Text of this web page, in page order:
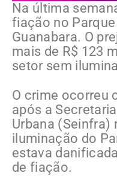
Na última
fiação no
Guanabara. O
mais de R$ 123
setor sem
O crime ocorreu
após a
Urbana (Seinfra)
iluminação do
estava
de fiação.